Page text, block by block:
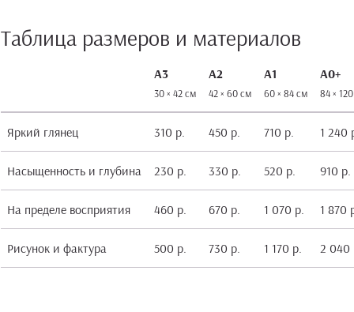
Таблица размеров и материалов
А3
30 × 42 см
А2
42 × 60 см
А1
60 × 84 см
А0+
84 ×
Яркий глянец 310 р. 450 р. 710 р. 1 240
Насыщенность и глубина 230 р. 330 р. 520 р. 910 р.
На пределе восприятия 460 р. 670 р. 1 070 р. 1 870
Рисунок и фактура 500 р. 730 р. 1 170 р. 2 040